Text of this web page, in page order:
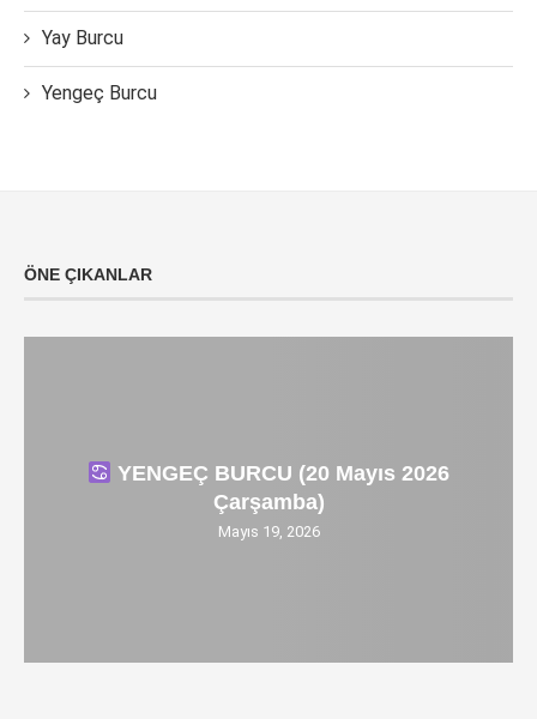
Yay Burcu
Yengeç Burcu
ÖNE ÇIKANLAR
YENGEÇ BURCU (20 Mayıs 2026
Çarşamba)
Mayıs 19, 2026